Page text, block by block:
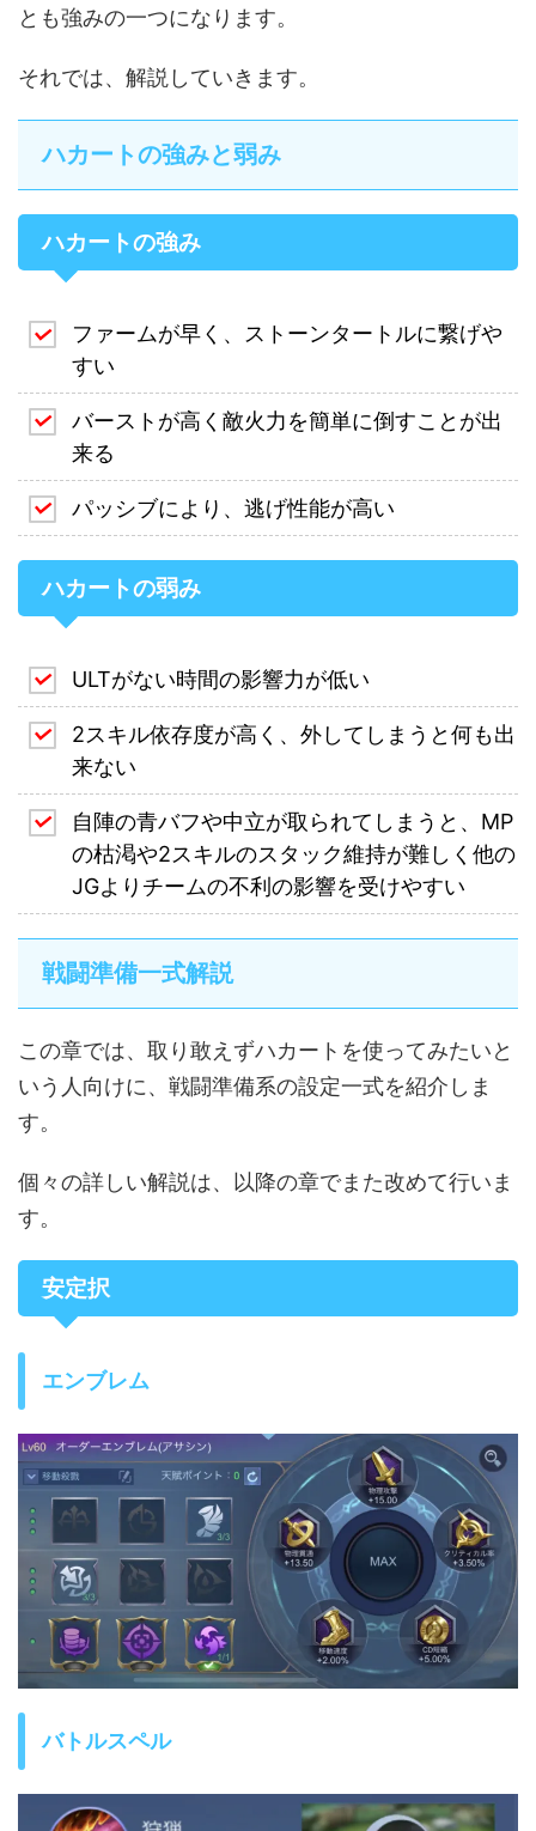
とも強みの一つになります。
それでは、解説していきます。
ハカートの強みと弱み
ハカートの強み
ファームが早く、ストーンタートルに繋げや
すい
バーストが高く敵火力を簡単に倒すことが出
来る
パッシブにより、逃げ性能が高い
ハカートの弱み
ULTがない時間の影響力が低い
2スキル依存度が高く、外してしまうと何も出
来ない
自陣の青バフや中立が取られてしまうと、MP
の枯渇や2スキルのスタック維持が難しく他の
JGよりチームの不利の影響を受けやすい
戦闘準備一式解説
この章では、取り敢えずハカートを使ってみたいと
いう人向けに、戦闘準備系の設定一式を紹介しま
す。
個々の詳しい解説は、以降の章でまた改めて行いま
す。
安定択
エンブレム
バトルスペル